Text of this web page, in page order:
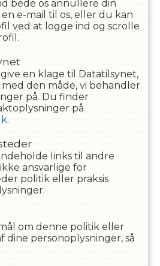
bede os annullere din
e-mail til os, eller du kan
ved at logge ind og scrolle
en klage til Datatilsynet,
den måde, vi behandler
på. Du finder
på
.
links til andre
ansvarlige for
politik eller praksis
om denne politik eller
dine personoplysninger, så